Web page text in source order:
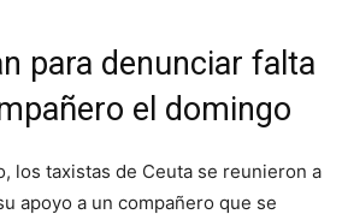
para denunciar falta
el domingo
los taxistas de Ceuta se reunieron a
apoyo a un compañero que se